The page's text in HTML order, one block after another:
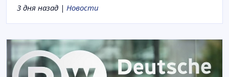
3 дня назад | Новости